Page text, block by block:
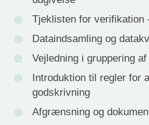
Tjeklisten for verifikation
Dataindsamling og
Vejledning i gruppering
Introduktion til regler for
godskrivning
Afgrænsning og